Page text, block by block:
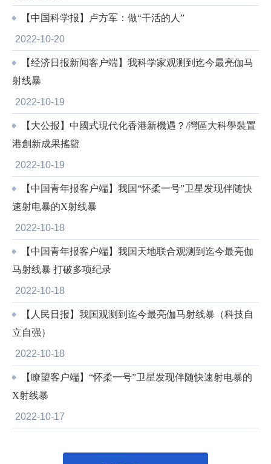
【中国科学报】卢方军：做“干活的人”
2022-10-20
【经济日报新闻客户端】我科学家观测到迄今最亮伽马
射线暴
2022-10-19
【大公报】中國式現代化香港新機遇？/灣區大科學裝置
港創新成果搖籃
2022-10-19
【中国青年报客户端】我国“怀柔一号”卫星发现伴随快
速射电暴的X射线暴
2022-10-18
【中国青年报客户端】我国天地联合观测到迄今最亮伽
马射线暴 打破多项纪录
2022-10-18
【人民日报】我国观测到迄今最亮伽马射线暴（科技自
立自强）
2022-10-18
【瞭望客户端】“怀柔一号”卫星发现伴随快速射电暴的
X射线暴
2022-10-17